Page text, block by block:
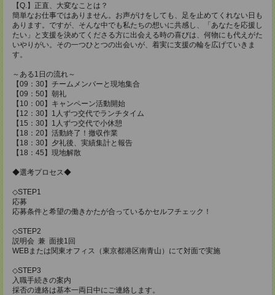
【Q.】正直、大変なことは？
簡単なお仕事ではありません。お声がけをしても、足を止めてくれない日も
あります。ですが、そんな中でも私たちの想いに共感し、「あなたを応援し
たい」と支援を決めてくださる方に出会える時の喜びは、何物にも代えがた
いやりがい。その一つひとつの出会いが、着実に支援の輪を広げていきま
す。
～ある1日の流れ～
【09：30】チームメンバーと現地集合
【09：50】朝礼
【10：00】キャンペーン活動開始
【12：30】1人ずつ交代でランチタイム
【15：30】1人ずつ交代で小休憩
【18：20】活動終了！撤収作業
【18：30】夕礼後、実績集計と報告
【18：45】現地解散
◆選考プロセス◆
◇STEP1
応募
応募条件と希望の働きかたが合っているかセルフチェック！
◇STEP2
説明会 兼 面接1回
WEBまたは関東オフィス（東京都港区南青山）にて対面で実施
◇STEP3
入職手続きの案内
採否の連絡は基本一両日中にご連絡します。